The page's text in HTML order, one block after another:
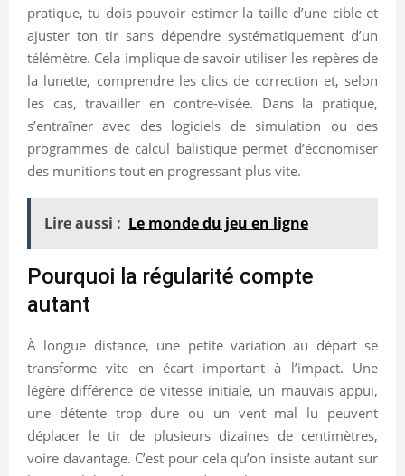
pratique, tu dois pouvoir estimer la taille d’une cible et
ajuster ton tir sans dépendre systématiquement d’un
télémètre. Cela implique de savoir utiliser les repères de
la lunette, comprendre les clics de correction et, selon
les cas, travailler en contre-visée. Dans la pratique,
s’entraîner avec des logiciels de simulation ou des
programmes de calcul balistique permet d’économiser
des munitions tout en progressant plus vite.
Lire aussi : Le monde du jeu en ligne
Pourquoi la régularité compte
autant
À longue distance, une petite variation au départ se
transforme vite en écart important à l’impact. Une
légère différence de vitesse initiale, un mauvais appui,
une détente trop dure ou un vent mal lu peuvent
déplacer le tir de plusieurs dizaines de centimètres,
voire davantage. C’est pour cela qu’on insiste autant sur